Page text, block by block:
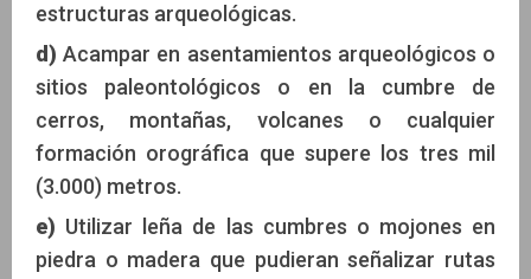
estructuras arqueológicas.
d) Acampar en asentamientos arqueológicos o
sitios paleontológicos o en la cumbre de
cerros, montañas, volcanes o cualquier
formación orográfica que supere los tres mil
(3.000) metros.
e) Utilizar leña de las cumbres o mojones en
piedra o madera que pudieran señalizar rutas